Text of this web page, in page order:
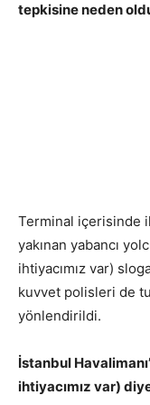
tepkisine neden
Terminal içerisinde
yakınan yabancı
ihtiyacımız var)
kuvvet polisleri de
yönlendirildi.
İstanbul
ihtiyacımız var)